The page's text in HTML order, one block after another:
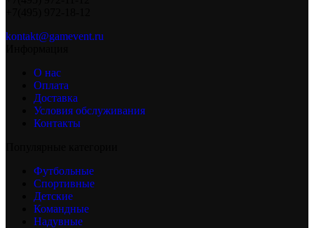
kontakt@gamevent.ru
О нас
Оплата
Доставка
Условия обслуживания
Контакты
Футбольные
Спортивные
Детские
Командные
Надувные